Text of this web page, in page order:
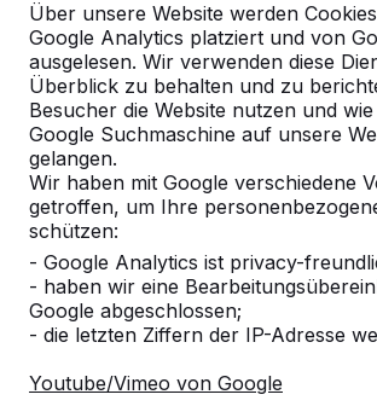
Über unsere Website werden
Google Analytics platziert und von
ausgelesen. Wir verwenden diese
Überblick zu behalten und zu
Besucher die Website nutzen und
Google Suchmaschine auf unsere
gelangen.
Wir haben mit Google verschiedene
getroffen, um Ihre
schützen:
- Google Analytics ist privacy-
- haben wir eine
Google abgeschlossen;
- die letzten Ziffern der IP-Adresse
Youtube/Vimeo von Google
Zubehör
Bänke
Welche Vorteile hat Bambus?
Muss der Betontisch
stehen?
Wie lange Garantie gibt